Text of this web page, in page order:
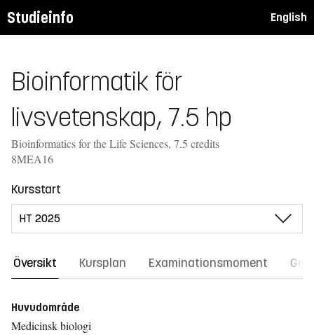
Studieinfo English
Bioinformatik för
livsvetenskap, 7.5 hp
Bioinformatics for the Life Sciences, 7.5 credits
8MEA16
Kursstart
Översikt Kursplan Examinationsmoment
Huvudområde
Medicinsk biologi